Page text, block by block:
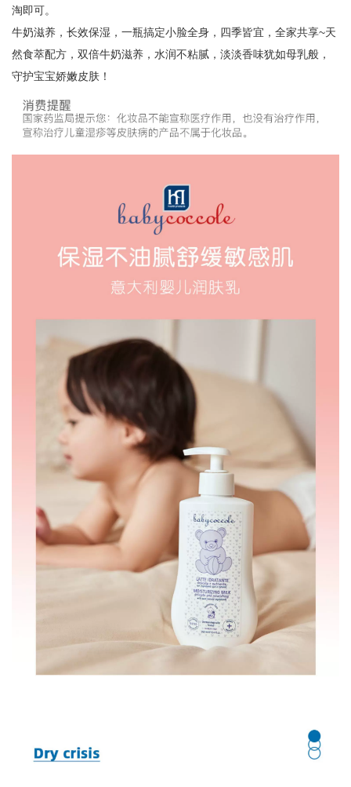
淘即可。
牛奶滋养，长效保湿，一瓶搞定小脸全身，四季皆宜，全家共享~天
然食萃配方，双倍牛奶滋养，水润不粘腻，淡淡香味犹如母乳般，
守护宝宝娇嫩皮肤！